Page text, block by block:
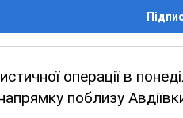
операції в
поблизу